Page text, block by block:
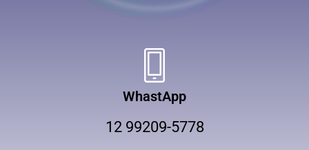
WhastApp
12 99209-5778